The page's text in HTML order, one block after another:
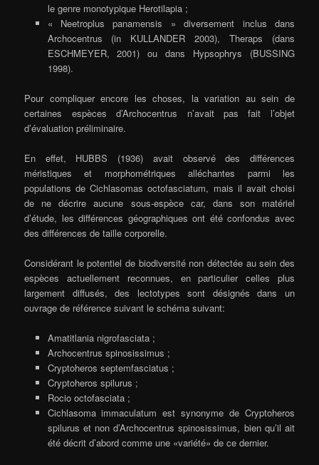
le genre monotypique Herotilapia ;
« Neetroplus panamensis » diversement inclus dans
Archocentrus (in KULLANDER 2003), Theraps (dans
ESCHMEYER, 2001) ou dans Hypsophrys (BUSSING
1998).
Pour compliquer encore les choses, la variation au sein de
certaines espèces d’Archocentrus n’avait pas fait l’objet
d’évaluation préliminaire.
En effet, HUBBS (1936) avait observé des différences
méristiques et morphométriques alléchantes parmi les
populations de Cichlasomas octofasciatum, mais il avait choisi
de ne décrire aucune sous-espèce car, dans son matériel
d’étude, les différences géographiques ont été confondus avec
des différences de taille corporelle.
Considérant le potentiel de biodiversité non détectée au sein des
espèces actuellement reconnues, en particulier celles plus
largement diffusés, des lectotypes sont désignés dans un
ouvrage de référence suivant le schéma suivant:
Amatitlania nigrofasciata ;
Archocentrus spinosissimus ;
Cryptoheros septemfasciatus ;
Cryptoheros spilurus ;
Rocio octofasciata ;
Cichlasoma immaculatum est synonyme de Cryptoheros
spilurus et non d’Archocentrus spinosissimus, bien qu’il ait
été décrit d’abord comme une «variété» de ce dernier.